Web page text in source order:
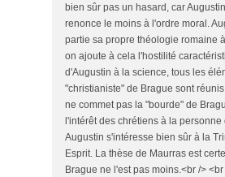
bien sûr pas un hasard, car
renonce le moins à l'ordre moral.
partie sa propre théologie romaine
on ajoute à cela l'hostilité
d'Augustin à la science, tous les
"christianiste" de Brague sont
ne commet pas la "bourde" de
l'intérêt des chrétiens à la
Augustin s'intéresse bien sûr à la
Esprit. La thèse de Maurras est
Brague ne l'est pas moins.<br />